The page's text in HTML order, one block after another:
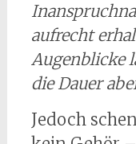
aufrecht
Augenblicke
die Dauer
Jedoch